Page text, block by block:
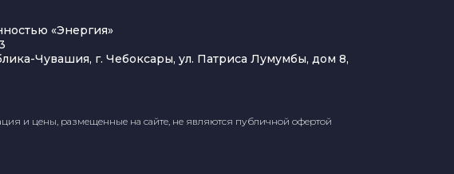
«Энергия»
Чувашия, г. Чебоксары, ул. Патриса Лумумбы, дом 8,
и цены, размещенные на сайте, не являются публичной офертой